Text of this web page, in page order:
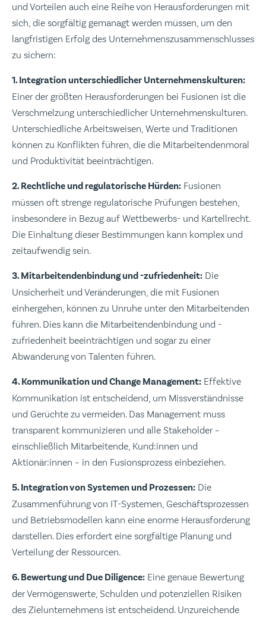
und Vorteilen auch eine Reihe von Herausforderungen mit
sich, die sorgfältig gemanagt werden müssen, um den
langfristigen Erfolg des Unternehmenszusammenschlusses
zu sichern:
1. Integration unterschiedlicher Unternehmenskulturen:
Einer der größten Herausforderungen bei Fusionen ist die
Verschmelzung unterschiedlicher Unternehmenskulturen.
Unterschiedliche Arbeitsweisen, Werte und Traditionen
können zu Konflikten führen, die die Mitarbeitendenmoral
und Produktivität beeinträchtigen.
2. Rechtliche und regulatorische Hürden: Fusionen
müssen oft strenge regulatorische Prüfungen bestehen,
insbesondere in Bezug auf Wettbewerbs- und Kartellrecht.
Die Einhaltung dieser Bestimmungen kann komplex und
zeitaufwendig sein.
3. Mitarbeitendenbindung und -zufriedenheit: Die
Unsicherheit und Veränderungen, die mit Fusionen
einhergehen, können zu Unruhe unter den Mitarbeitenden
führen. Dies kann die Mitarbeitendenbindung und -
zufriedenheit beeinträchtigen und sogar zu einer
Abwanderung von Talenten führen.
4. Kommunikation und Change Management: Effektive
Kommunikation ist entscheidend, um Missverständnisse
und Gerüchte zu vermeiden. Das Management muss
transparent kommunizieren und alle Stakeholder –
einschließlich Mitarbeitende, Kund:innen und
Aktionär:innen – in den Fusionsprozess einbeziehen.
5. Integration von Systemen und Prozessen: Die
Zusammenführung von IT-Systemen, Geschäftsprozessen
und Betriebsmodellen kann eine enorme Herausforderung
darstellen. Dies erfordert eine sorgfältige Planung und
Verteilung der Ressourcen.
6. Bewertung und Due Diligence: Eine genaue Bewertung
der Vermögenswerte, Schulden und potenziellen Risiken
des Zielunternehmens ist entscheidend. Unzureichende